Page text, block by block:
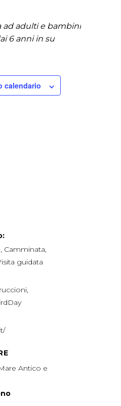
ad adulti e bambini
6 anni in su
calendario
, Camminata,
guidata
,
Antico e